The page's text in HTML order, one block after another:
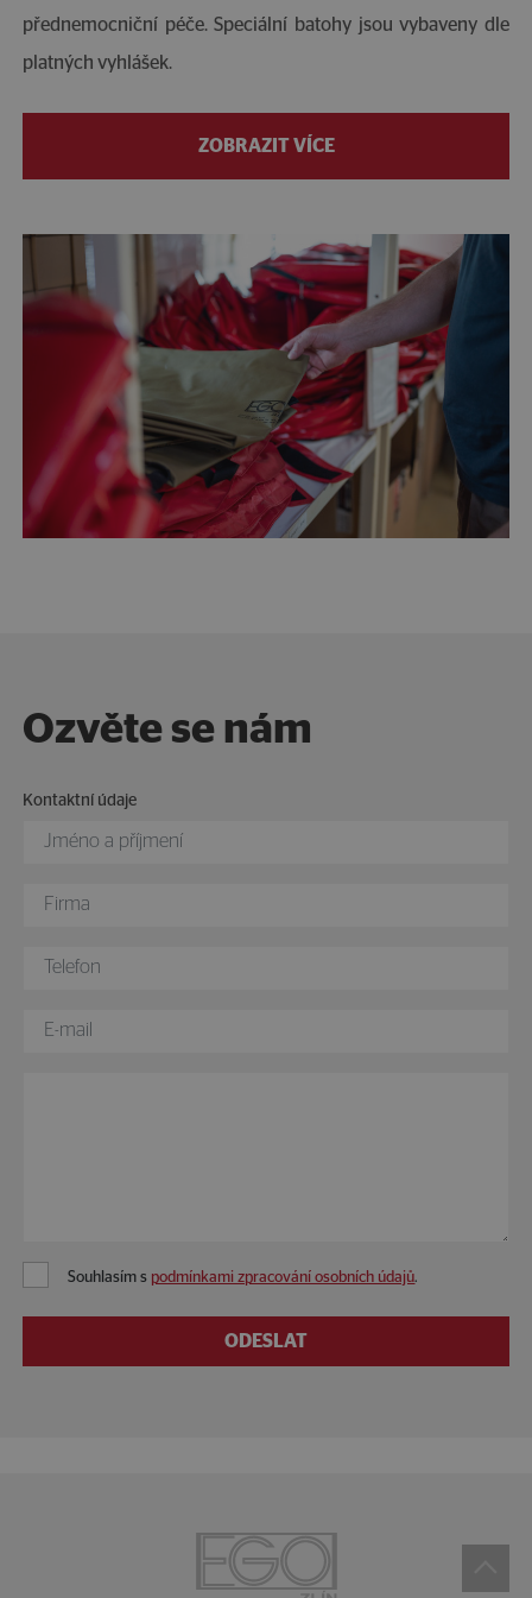
přednemocniční péče. Speciální batohy jsou vybaveny dle
platných vyhlášek.
ZOBRAZIT VÍCE
Ozvěte se nám
Kontaktní údaje
Souhlasím s podmínkami zpracování osobních údajů.
ODESLAT